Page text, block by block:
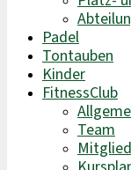
Padel
Tontauben
Kinder
FitnessClub
Team